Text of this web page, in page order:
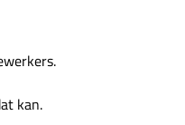
kan.